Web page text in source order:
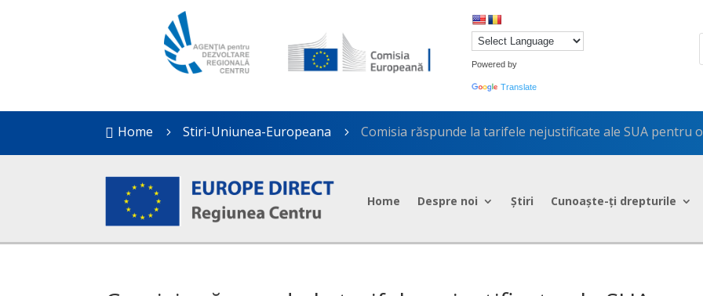
Powered by
Translate
 Home 5 Stiri-Uniunea-Europeana 5 Comisia răspunde la tarifele nejustificate ale SUA pentru
Home Despre noi Știri Cunoaște-ți drepturile